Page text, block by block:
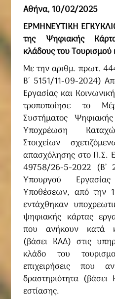
Αθήνα, 10/02/2025
ΕΡΜΗΝΕΥΤΙΚΗ
της Ψηφιακής
κλάδους του Τουρισμού
Με την αριθμ. πρωτ.
Β΄ 5151/11-09-2024)
Εργασίας και
τροποποίησε το
Συστήματος
Υποχρέωση
Στοιχείων
απασχόλησης στο Π.Σ.
49758/26-5-2022 (Β’
Υπουργού
Υποθέσεων, από την
εντάχθηκαν
ψηφιακής κάρτας
που ανήκουν κατά
(βάσει ΚΑΔ) στις
κλάδο του
επιχειρήσεις που
δραστηριότητα
εστίασης.